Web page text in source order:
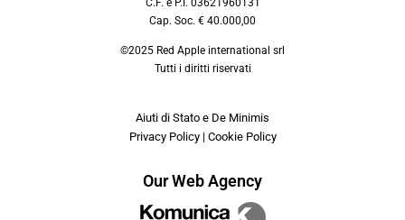
C.F. e P.I. 03621960131
Cap. Soc. € 40.000,00
©2025 Red Apple international srl
Tutti i diritti riservati
Aiuti di Stato e De Minimis
Privacy Policy| Cookie Policy
Our Web Agency